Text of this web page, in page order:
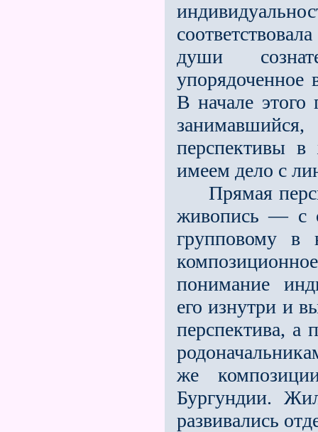
души
упорядоченное
В начале этого
перспективы
имеем дело с
Прямая
живопись — с
групповому в
понимание
его изнутри и
перспектива, а
же
Бургундии.
развивались